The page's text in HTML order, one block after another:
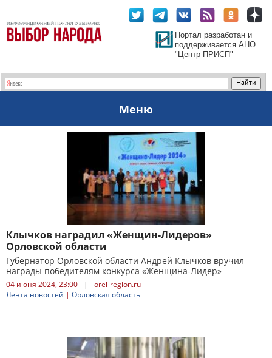
Портал разработан и
поддерживается АНО
"Центр ПРИСП"
Меню
Клычков наградил «Женщин-Лидеров»
Орловской области
Губернатор Орловской области Андрей Клычков вручил
награды победителям конкурса «Женщина-Лидер»
04 июня 2024, 23:00 |
orel-region.ru
Лента новостей | Орловская область